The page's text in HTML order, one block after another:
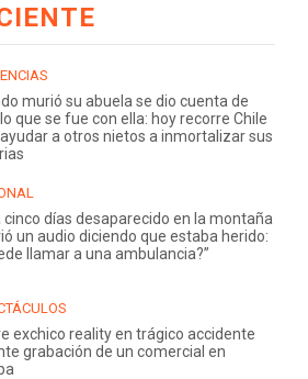
murió su abuela se dio cuenta de
que se fue con ella: hoy recorre Chile
a otros nietos a inmortalizar sus
cinco días desaparecido en la montaña
un audio diciendo que estaba herido:
llamar a una ambulancia?”
exchico reality en trágico accidente
grabación de un comercial en